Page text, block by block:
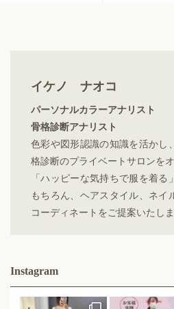
イケノ ナオコ
パーソナルカラーアナリスト
骨格診断アナリスト
色彩や図形認識の知識を活かし
格診断のプライベートサロンをオ
「ハッピーな気持ちで服を着
もちろん、ヘアスタイル、ネイ
コーディネートをご提案いたしま
Instagram